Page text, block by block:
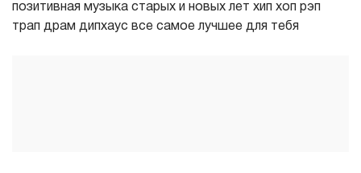
позитивная музыка старых и новых лет хип хоп рэп
трап драм дипхаус все самое лучшее для тебя